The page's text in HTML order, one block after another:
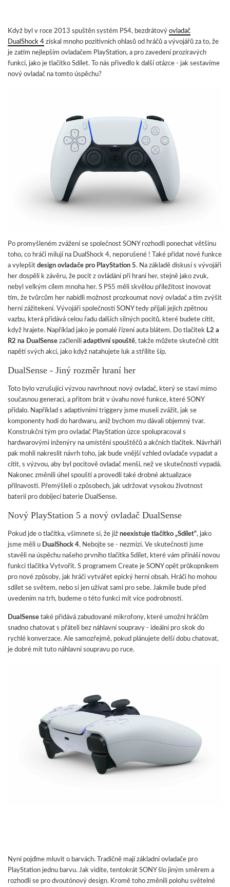
Když byl v roce 2013 spuštěn systém PS4, bezdrátový ovladač
DualShock 4 získal mnoho pozitivních ohlasů od hráčů a vývojářů za to, že
je zatím nejlepším ovladačem PlayStation, a pro zavedení prozíravých
funkcí, jako je tlačítko Sdílet. To nás přivedlo k další otázce - jak sestavíme
nový ovladač na tomto úspěchu?
Po promyšleném zvážení se společnost SONY rozhodli ponechat většinu
toho, co hráči milují na DualShock 4, neporušené ! Také přidat nové funkce
a vylepšit design ovladače pro PlayStation 5. Na základě diskusí s vývojáři
her dospěli k závěru, že pocit z ovládání při hraní her, stejně jako zvuk,
nebyl velkým cílem mnoha her. S PS5 měli skvělou příležitost inovovat
tím, že tvůrcům her nabídli možnost prozkoumat nový ovladač a tím zvýšit
herní zážitekení. Vývojáři společnosti SONY tedy přijali jejich zpětnou
vazbu, která přidává celou řadu dalších silných pocitů, které budete cítit,
když hrajete. Například jako je pomalé řízení auta blátem. Do tlačítek L2 a
R2 na DualSense začlenili adaptivní spouště, takže můžete skutečně cítit
napětí svých akcí, jako když natahujete luk a střílíte šíp.
DualSense - Jiný rozměr hraní her
Toto bylo vzrušující výzvou navrhnout nový ovladač, který se staví mimo
současnou generaci, a přitom brát v úvahu nové funkce, které SONY
přidalo. Například s adaptivními triggery jsme museli zvážit, jak se
komponenty hodí do hardwaru, aniž bychom mu dávali objemný tvar.
Konstrukční tým pro ovladač PlayStation úzce spolupracoval s
hardwarovými inženýry na umístění spouštěčů a akčních tlačítek. Návrháři
pak mohli nakreslit návrh toho, jak bude vnější vzhled ovladače vypadat a
cítit, s výzvou, aby byl pocitově ovladač menší, než ve skutečnosti vypadá.
Nakonec změnili úhel spouští a provedli také drobné aktualizace
přilnavosti. Přemýšleli o způsobech, jak udržovat vysokou životnost
baterií pro dobíjecí baterie DualSense.
Nový PlayStation 5 a nový ovladač DualSense
Pokud jde o tlačítka, všimnete si, že již neexistuje tlačítko „Sdílet“, jako
jsme měli u DualShock 4. Nebojte se - nezmizí. Ve skutečnosti jsme
stavěli na úspěchu našeho prvního tlačítka Sdílet, které vám přináší novou
funkci tlačítka Vytvořit. S programem Create je SONY opět průkopníkem
pro nové způsoby, jak hráči vytvářet epický herní obsah. Hráči ho mohou
sdílet se světem, nebo si jen užívat sami pro sebe. Jakmile bude před
uvedením na trh, budeme o této funkci mít více podrobností.
DualSense také přidává zabudované mikrofony, které umožní hráčům
snadno chatovat s přáteli bez náhlavní soupravy - ideální pro skok do
rychlé konverzace. Ale samozřejmě, pokud plánujete delší dobu chatovat,
je dobré mít tuto náhlavní soupravu po ruce.
Nyní pojďme mluvit o barvách. Tradičně mají základní ovladače pro
PlayStation jednu barvu. Jak vidíte, tentokrát SONY šlo jiným směrem a
rozhodli se pro dvoutónový design. Kromě toho změnili polohu světelné